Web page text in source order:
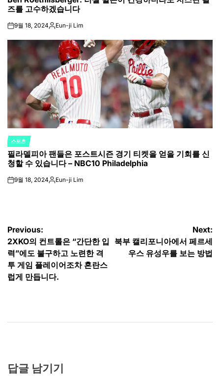
즈를 고수하겠습니다
on9월 18, 2024Posted
Eun-ji Lim
POSTED
IN
스포츠
필라델피아 팬들은 포스트시즌 경기 티켓을 얻을 기회를 신
청할 수 있습니다 – NBC10 Philadelphia
on9월 18, 2024Posted
Eun-ji Lim
글
탐
색
Previous:
2XKO의 컨트롤은 “간단한 입
력”에도 불구하고 노련한 격
투 게임 플레이어조차 혼란스
럽게 만듭니다.
Next:
북부 캘리포니아에서 페르세
우스 유성우를 보는 방법
답글 남기기